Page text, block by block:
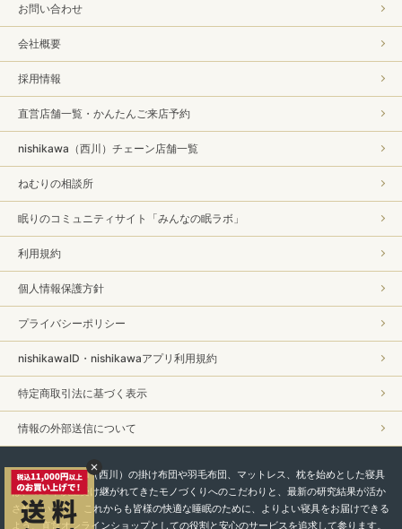
お問い合わせ
会社概要
採用情報
直営店舗一覧・かんたんご来店予約
nishikawa（西川）チェーン店舗一覧
ねむりの相談所
眠りのコミュニティサイト「みんなの眠ラボ」
利用規約
個人情報保護方針
プライバシーポリシー
nishikawaID・nishikawaアプリ利用規約
特定商取引法に基づく表示
情報の外部送信について
私たちnishikawa（西川）の掛け布団や羽毛布団、マットレス、枕を始めとした寝具
は、450年以上受け継がれてきたモノづくりへのこだわりと、最新の研究結果が活か
されています。 これからも皆様の快適な睡眠のために、よりよい寝具をお届けできる
よう、直営オンラインショップとしての役割と安心のサービスを追求して参ります。